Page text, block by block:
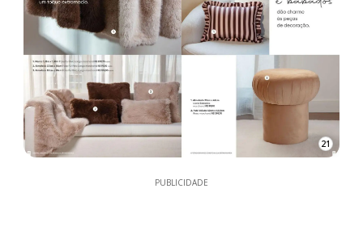
21
PUBLICIDADE